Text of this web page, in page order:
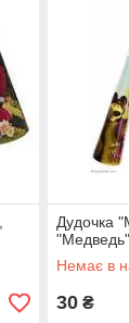
Дудочка
"Медведь"
Немає в
30 ₴